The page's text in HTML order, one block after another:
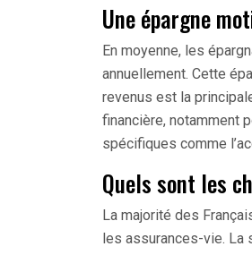
Une épargne
En moyenne, les
annuellement. Cette
revenus est la
financière, notamment
spécifiques comme
Quels sont les
La majorité des
les assurances-vie. La